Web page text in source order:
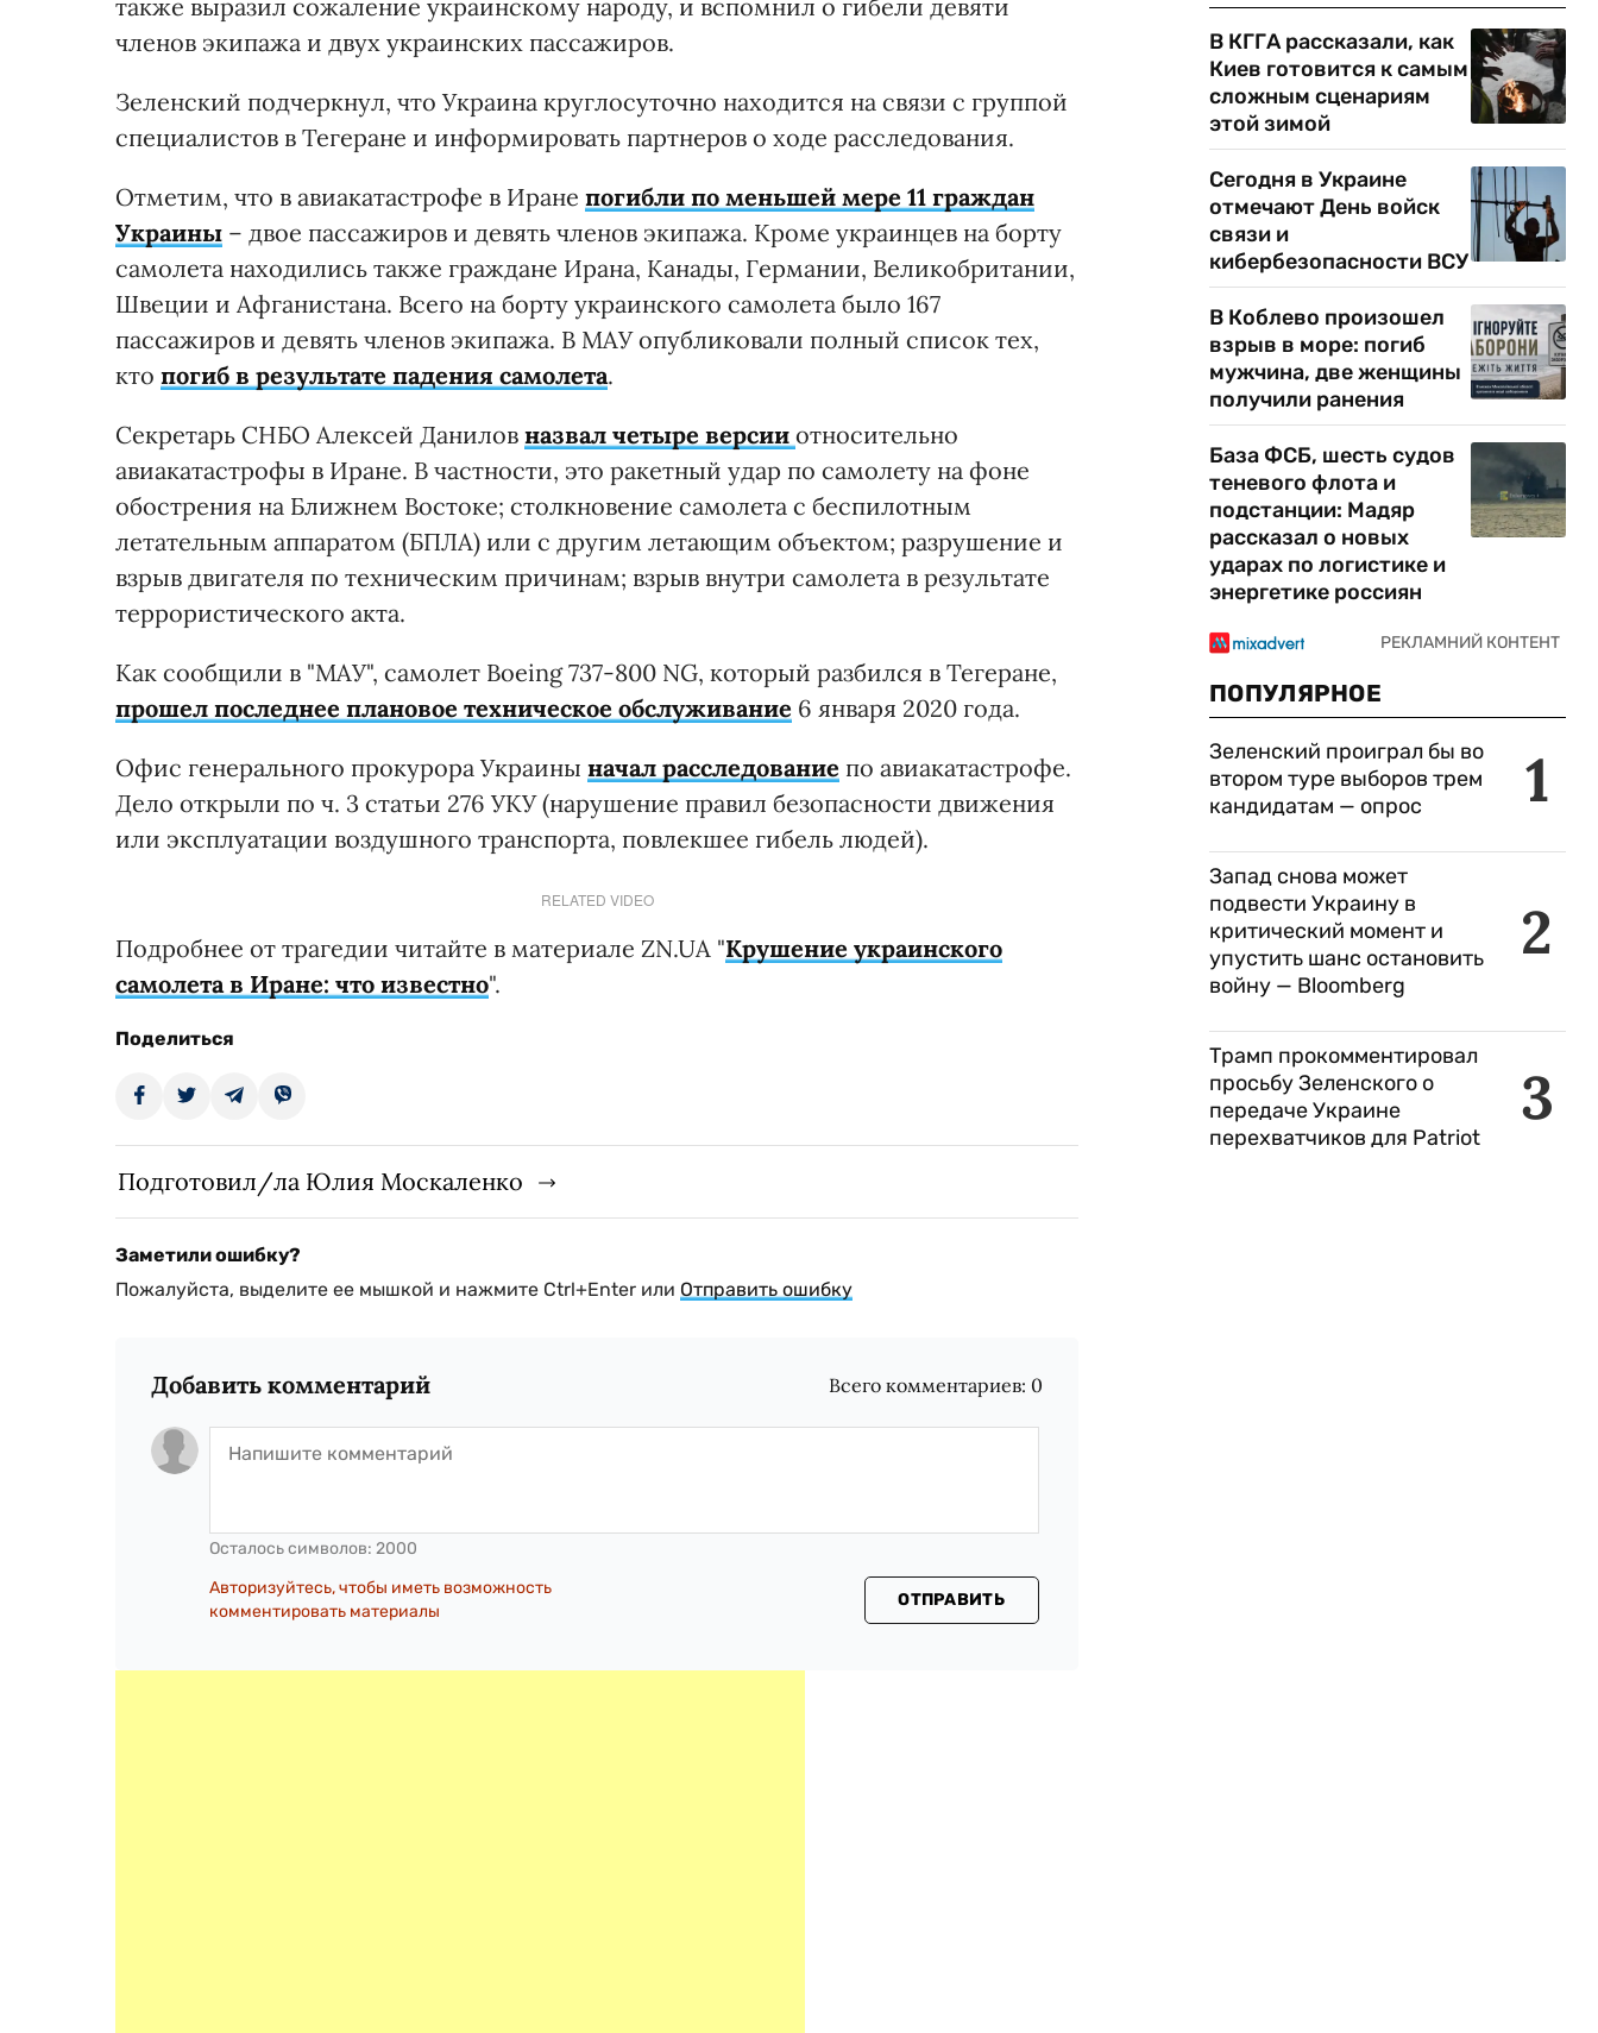
также выразил сожаление украинскому народу, и вспомнил о гибели девяти
членов экипажа и двух украинских пассажиров.
Зеленский подчеркнул, что Украина круглосуточно находится на связи с группой
специалистов в Тегеране и информировать партнеров о ходе расследования.
Отметим, что в авиакатастрофе в Иране погибли по меньшей мере 11 граждан
Украины – двое пассажиров и девять членов экипажа. Кроме украинцев на борту
самолета находились также граждане Ирана, Канады, Германии, Великобритании,
Швеции и Афганистана. Всего на борту украинского самолета было 167
пассажиров и девять членов экипажа. В МАУ опубликовали полный список тех,
кто погиб в результате падения самолета.
Секретарь СНБО Алексей Данилов назвал четыре версии относительно
авиакатастрофы в Иране. В частности, это ракетный удар по самолету на фоне
обострения на Ближнем Востоке; столкновение самолета с беспилотным
летательным аппаратом (БПЛА) или с другим летающим объектом; разрушение и
взрыв двигателя по техническим причинам; взрыв внутри самолета в результате
террористического акта.
Как сообщили в "МАУ", самолет Boeing 737-800 NG, который разбился в Тегеране,
прошел последнее плановое техническое обслуживание 6 января 2020 года.
Офис генерального прокурора Украины начал расследование по авиакатастрофе.
Дело открыли по ч. 3 статьи 276 УКУ (нарушение правил безопасности движения
или эксплуатации воздушного транспорта, повлекшее гибель людей).
RELATED VIDEO
Подробнее от трагедии читайте в материале ZN.UA "Крушение украинского
самолета в Иране: что известно".
Поделиться
Подготовил/ла Юлия Москаленко
Заметили ошибку?
Пожалуйста, выделите ее мышкой и нажмите Ctrl+Enter или Отправить ошибку
Добавить комментарий Всего комментариев: 0
Осталось символов: 2000
Авторизуйтесь, чтобы иметь возможность
комментировать материалы
ОТПРАВИТЬ
В КГГА рассказали, как
Киев готовится к самым
сложным сценариям
этой зимой
Сегодня в Украине
отмечают День войск
связи и
кибербезопасности ВСУ
В Коблево произошел
взрыв в море: погиб
мужчина, две женщины
получили ранения
База ФСБ, шесть судов
теневого флота и
подстанции: Мадяр
рассказал о новых
ударах по логистике и
энергетике россиян
ПОПУЛЯРНОЕ
1
Зеленский проиграл бы во
втором туре выборов трем
кандидатам — опрос
2
Запад снова может
подвести Украину в
критический момент и
упустить шанс остановить
войну — Bloomberg
3
Трамп прокомментировал
просьбу Зеленского о
передаче Украине
перехватчиков для Patriot